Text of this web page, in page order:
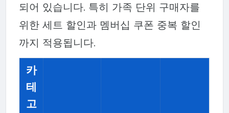
되어 있습니다. 특히 가족 단위 구매자를
위한 세트 할인과 멤버십 쿠폰 중복 할인
까지 적용됩니다.
카
테
고